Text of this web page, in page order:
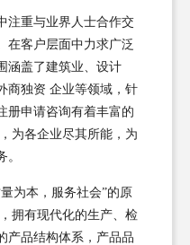
注重与业界人士合作交
在客户层面中力求广泛
涵盖了建筑业、设计
商独资 企业等领域，针
册申请咨询有着丰富的
为各企业尽其所能，为
为本，服务社会”的原
拥有现代化的生产、检
产品结构体系，产品品